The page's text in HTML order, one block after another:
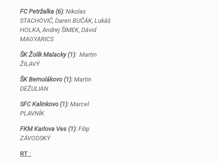
FC Petržalka (6): Nikolas
STACHOVIČ, Daren BUČÁK, Lukáš
HOLKA, Andrej ŠIMEK, Dávid
MAGYARICS
ŠK Žolík Malacky (1): Martin
ŽILAVÝ
ŠK Bernolákovo (1): Martin
DEŽULIAN
SFC Kalinkovo (1): Marcel
PLAVNÍK
FKM Karlova Ves (1): Filip
ZÁVODSKÝ
RT :